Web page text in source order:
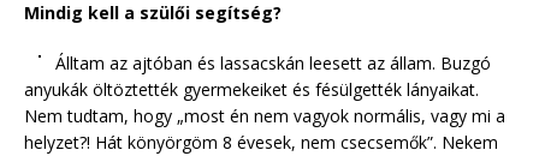
Mindig kell a szülői segítség?
Álltam az ajtóban és lassacskán leesett az állam. Buzgó
anyukák öltöztették gyermekeiket és fésülgették lányaikat.
Nem tudtam, hogy „most én nem vagyok normális, vagy mi a
helyzet?! Hát könyörgöm 8 évesek, nem csecsemők”. Nekem